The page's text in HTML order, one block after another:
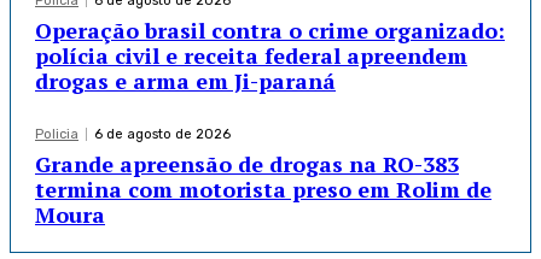
Operação brasil contra o crime organizado:
polícia civil e receita federal apreendem
drogas e arma em Ji-paraná
Policia 6 de agosto de 2026
Grande apreensão de drogas na RO-383
termina com motorista preso em Rolim de
Moura